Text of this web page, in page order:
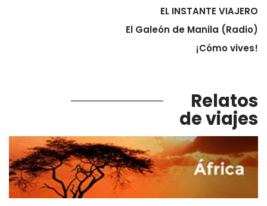
EL INSTANTE VIAJERO
El Galeón de Manila (Radio)
¡Cómo vives!
Relatos
de viajes